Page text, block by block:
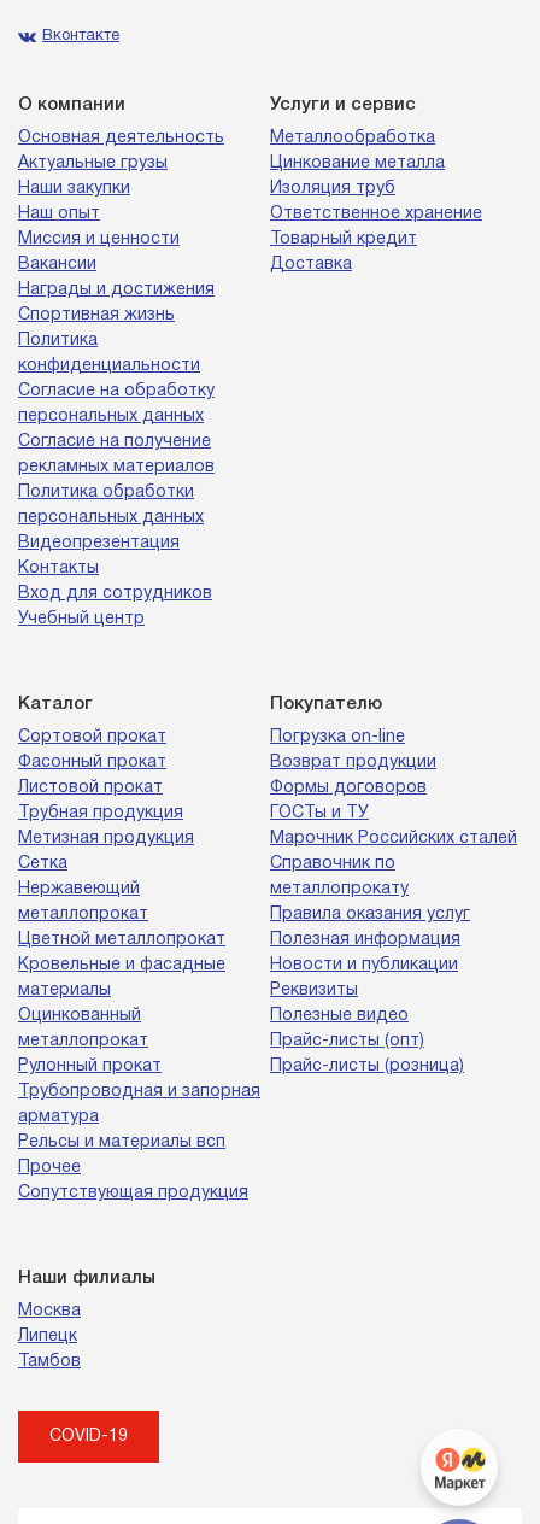
Вконтакте
О компании
Основная деятельность
Актуальные грузы
Наши закупки
Наш опыт
Миссия и ценности
Вакансии
Награды и достижения
Спортивная жизнь
Политика
конфиденциальности
Согласие на обработку
персональных данных
Согласие на получение
рекламных материалов
Политика обработки
персональных данных
Видеопрезентация
Контакты
Вход для сотрудников
Учебный центр
Услуги и сервис
Металлообработка
Цинкование металла
Изоляция труб
Ответственное хранение
Товарный кредит
Доставка
Каталог
Сортовой прокат
Фасонный прокат
Листовой прокат
Трубная продукция
Метизная продукция
Сетка
Нержавеющий
металлопрокат
Цветной металлопрокат
Кровельные и фасадные
материалы
Оцинкованный
металлопрокат
Рулонный прокат
Трубопроводная и запорная
арматура
Рельсы и материалы всп
Прочее
Сопутствующая продукция
Покупателю
Погрузка on-line
Возврат продукции
Формы договоров
ГОСТы и ТУ
Марочник Российских сталей
Справочник по
металлопрокату
Правила оказания услуг
Полезная информация
Новости и публикации
Реквизиты
Полезные видео
Прайс-листы (опт)
Прайс-листы (розница)
Наши филиалы
Москва
Липецк
Тамбов
COVID-19